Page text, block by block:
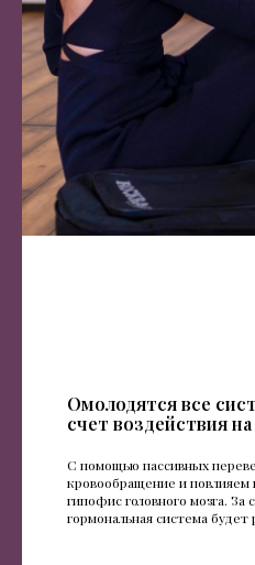
Омолодятся все
счет воздействия
С помощью пассивных
кровообращение и
гипофис головного мозга. За
гормональная система будет